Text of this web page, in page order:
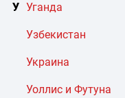
У Уганда
Узбекистан
Украина
Уоллис и Футуна